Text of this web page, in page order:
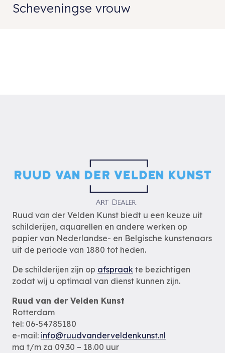
Scheveningse vrouw
Ruud van der Velden Kunst biedt u een keuze uit
schilderijen, aquarellen en andere werken op
papier van Nederlandse- en Belgische kunstenaars
uit de periode van 1880 tot heden.
De schilderijen zijn op afspraak te bezichtigen
zodat wij u optimaal van dienst kunnen zijn.
Ruud van der Velden Kunst
Rotterdam
tel: 06-54785180
e-mail: info@ruudvanderveldenkunst.nl
ma t/m za 09.30 – 18.00 uur